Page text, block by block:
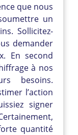
que nous
un
Sollicitez-
demander
En second
à nos
besoins.
l’action
signer
quantité